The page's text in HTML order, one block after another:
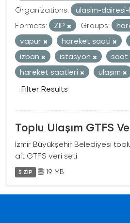
Organizations:
ulasim-
Formats:
ZIP Groups:
vapur
hareket saati
izban
istasyon
saat
hareket saatleri
ulaşım
Filter Results
Toplu Ulaşım GTFS
İzmir Büyükşehir Belediyesi
ait GTFS veri seti
5 ZIP 19 MB